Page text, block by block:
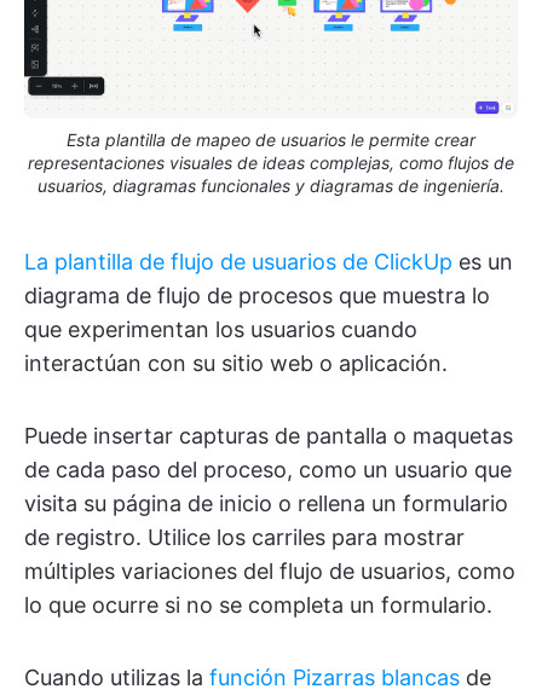
Esta plantilla de mapeo de usuarios le permite crear
representaciones visuales de ideas complejas, como flujos de
usuarios, diagramas funcionales y diagramas de ingeniería.
La plantilla de flujo de usuarios de ClickUp es un
diagrama de flujo de procesos que muestra lo
que experimentan los usuarios cuando
interactúan con su sitio web o aplicación.
Puede insertar capturas de pantalla o maquetas
de cada paso del proceso, como un usuario que
visita su página de inicio o rellena un formulario
de registro. Utilice los carriles para mostrar
múltiples variaciones del flujo de usuarios, como
lo que ocurre si no se completa un formulario.
Cuando utilizas la función Pizarras blancas de